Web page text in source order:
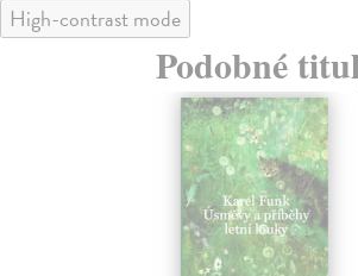
High-contrast mode
Podobné